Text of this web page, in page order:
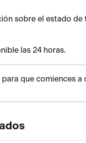
sobre el estado
las 24 horas.
para que comiences